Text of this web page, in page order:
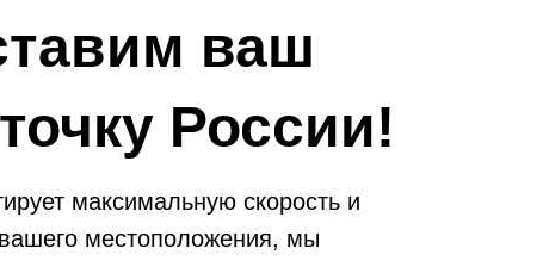
ваш
России!
максимальную скорость и
местоположения, мы